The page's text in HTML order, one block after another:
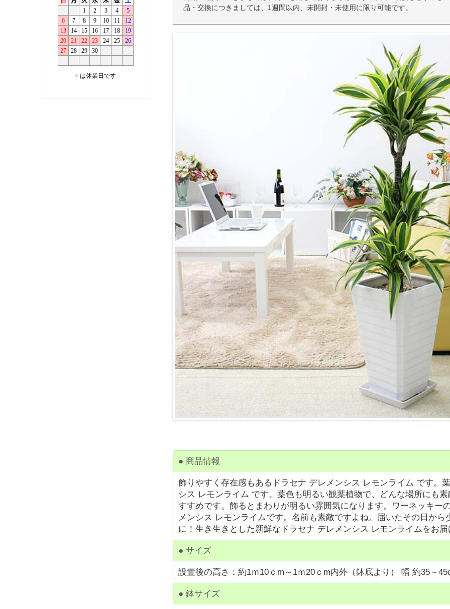
品・交換につきましては、1週間以内、未開封・未使用に限り可能です。
● 商品情報
飾りやすく存在感もあるドラセナ デレメンシス レモンライム です。
シス レモンライム です。葉色も明るい観葉植物で、どんな場所にも
すすめです。飾るとまわりが明るい雰囲気になります。ワーネッキー
メンシス レモンライムです。名前も素敵ですよね。届いたその日か
に！生き生きとした新鮮なドラセナ デレメンシス レモンライムをお
● サイズ
設置後の高さ：約1ｍ10ｃm～1ｍ20ｃm内外（鉢底より） 幅 約35～
● 鉢サイズ